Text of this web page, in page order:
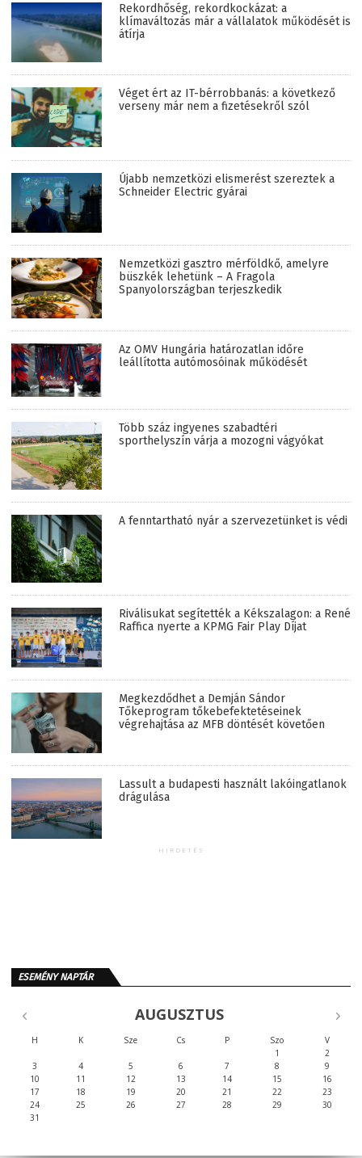
Rekordhőség, rekordkockázat: a
klímaváltozás már a vállalatok működését is
átírja
Véget ért az IT-bérrobbanás: a következő
verseny már nem a fizetésekről szól
Újabb nemzetközi elismerést szereztek a
Schneider Electric gyárai
Nemzetközi gasztro mérföldkő, amelyre
büszkék lehetünk – A Fragola
Spanyolországban terjeszkedik
Az OMV Hungária határozatlan időre
leállította autómosóinak működését
Több száz ingyenes szabadtéri
sporthelyszín várja a mozogni vágyókat
A fenntartható nyár a szervezetünket is védi
Riválisukat segítették a Kékszalagon: a René
Raffica nyerte a KPMG Fair Play Díjat
Megkezdődhet a Demján Sándor
Tőkeprogram tőkebefektetéseinek
végrehajtása az MFB döntését követően
Lassult a budapesti használt lakóingatlanok
drágulása
HIRDETÉS
ESEMÉNY NAPTÁR
AUGUSZTUS
H K Sze Cs P Szo
V
1
2
3
4 5 6 7 8
9
10
11 12 13 14 15
16
17
18 19 20 21 22
23
24
25 26 27 28 29
30
31